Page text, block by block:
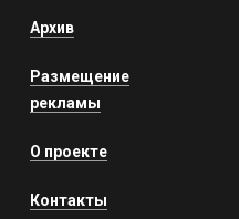
Архив
Размещение
рекламы
О проекте
Контакты